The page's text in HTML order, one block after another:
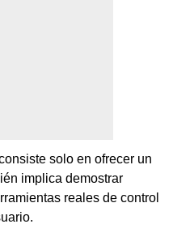
solo en ofrecer un
implica demostrar
reales de control